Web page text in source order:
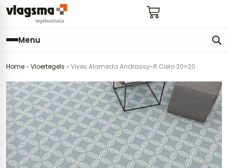
Menu
Home » Vloertegels » Vives Alameda Andrassy-R Cielo 20×20
badkamer
hal
keuken
badkamer
bijkeuken
keuken
(tot €25)